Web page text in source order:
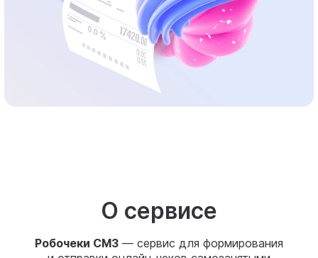
О сервисе
Робочеки СМЗ — сервис для формирования